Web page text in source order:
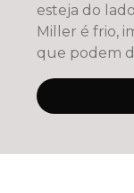
esteja do
Miller é frio,
que podem